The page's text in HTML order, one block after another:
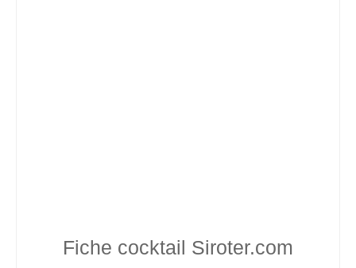
Fiche cocktail Siroter.com